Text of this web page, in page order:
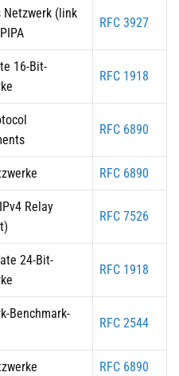
Netzwerk (link
RFC 3927
16-Bit-
RFC 1918
RFC 6890
RFC 6890
Relay
RFC 7526
24-Bit-
RFC 1918
Benchmark-
RFC 2544
RFC 6890